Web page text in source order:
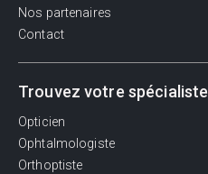
Nos partenaires
Contact
Trouvez votre spécialiste
Opticien
Ophtalmologiste
Orthoptiste